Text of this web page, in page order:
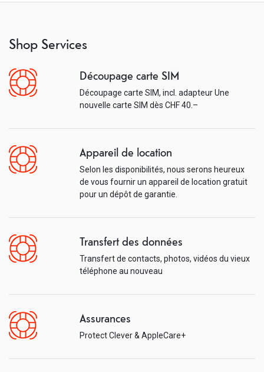
Shop Services
Découpage carte SIM
Découpage carte SIM, incl. adapteur Une
nouvelle carte SIM dès CHF 40.–
Appareil de location
Selon les disponibilités, nous serons heureux
de vous fournir un appareil de location gratuit
pour un dépôt de garantie.
Transfert des données
Transfert de contacts, photos, vidéos du vieux
téléphone au nouveau
Assurances
Protect Clever & AppleCare+